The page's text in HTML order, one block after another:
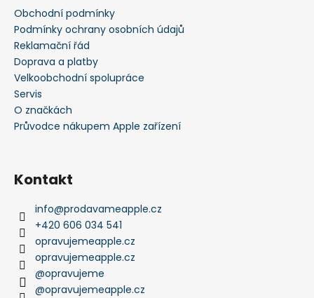
Obchodní podmínky
Podmínky ochrany osobních údajů
Reklamační řád
Doprava a platby
Velkoobchodní spolupráce
Servis
O značkách
Průvodce nákupem Apple zařízení
Kontakt
info@prodavameapple.cz
+420 606 034 541
opravujemeapple.cz
opravujemeapple.cz
@opravujeme
@opravujemeapple.cz